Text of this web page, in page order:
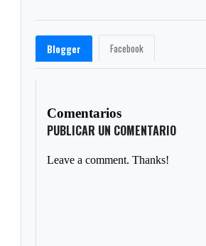
Blogger Facebook
Comentarios
PUBLICAR UN COMENTARIO
Leave a comment. Thanks!